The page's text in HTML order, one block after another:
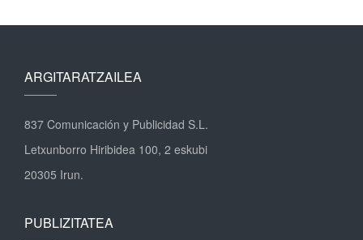
ARGITARATZAILEA
837 Comunicación y Publicidad S.L.
Letxunborro Hiribidea 100, 2 eskubi
20305 Irun.
PUBLIZITATEA